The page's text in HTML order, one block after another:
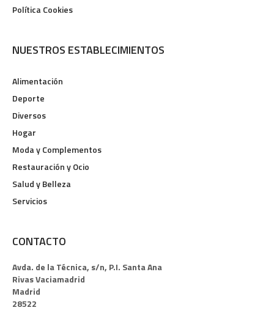
Política Cookies
NUESTROS ESTABLECIMIENTOS
Alimentación
Deporte
Diversos
Hogar
Moda y Complementos
Restauración y Ocio
Salud y Belleza
Servicios
CONTACTO
Avda. de la Técnica, s/n, P.I. Santa Ana
Rivas Vaciamadrid
Madrid
28522